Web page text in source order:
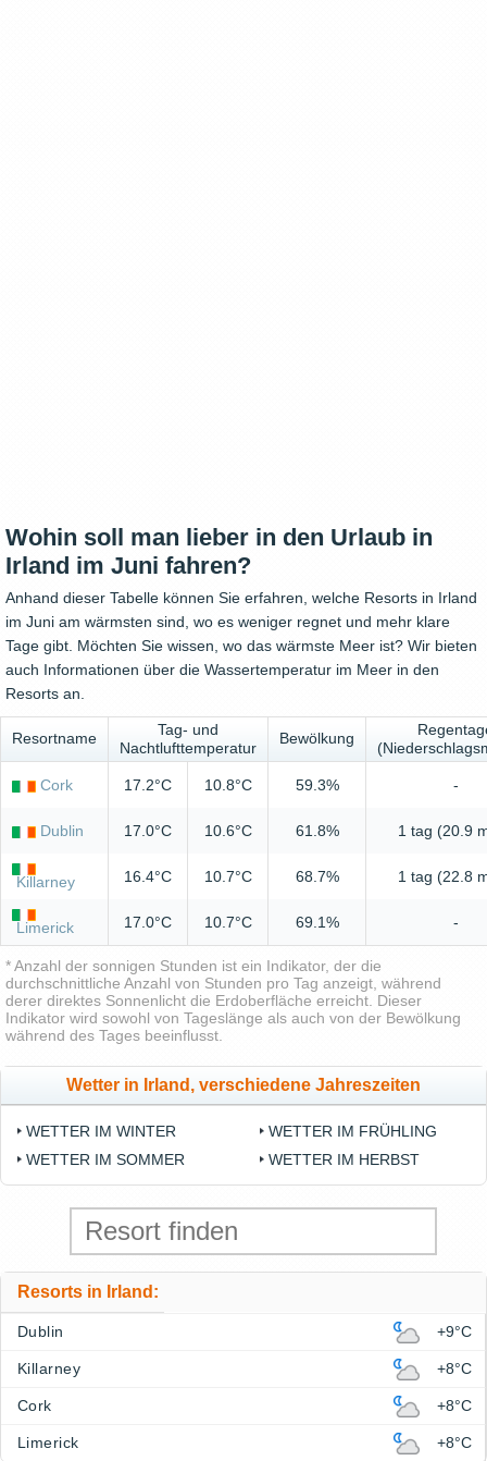
Wohin soll man lieber in den Urlaub in
Irland im Juni fahren?
Anhand dieser Tabelle können Sie erfahren, welche Resorts in Irland
im Juni am wärmsten sind, wo es weniger regnet und mehr klare
Tage gibt. Möchten Sie wissen, wo das wärmste Meer ist? Wir bieten
auch Informationen über die Wassertemperatur im Meer in den
Resorts an.
Resortname
Tag- und
Nachtlufttemperatur
Bewölkung
Cork 17.2°C 10.8°C 59.3% -
Dublin 17.0°C 10.6°C 61.8% 1 tag (20.9
Killarney 16.4°C 10.7°C 68.7% 1 tag (22.8
Limerick 17.0°C 10.7°C 69.1% -
* Anzahl der sonnigen Stunden ist ein Indikator, der die
durchschnittliche Anzahl von Stunden pro Tag anzeigt, während
derer direktes Sonnenlicht die Erdoberfläche erreicht. Dieser
Indikator wird sowohl von Tageslänge als auch von der Bewölkung
während des Tages beeinflusst.
Wetter in Irland, verschiedene Jahreszeiten
WETTER IM WINTER
WETTER IM FRÜHLING
WETTER IM SOMMER
WETTER IM HERBST
Resorts in Irland:
Dublin +9°C
Killarney +8°C
Cork +8°C
Limerick +8°C